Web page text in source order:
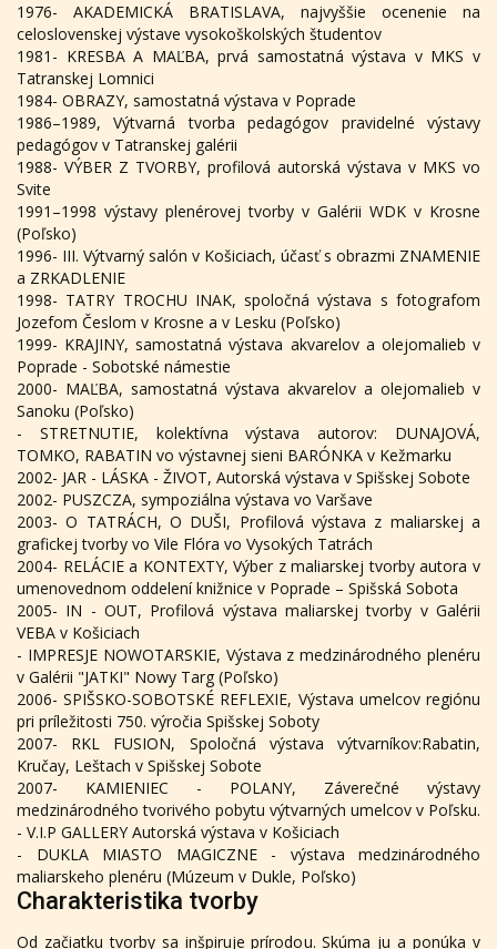
1976- AKADEMICKÁ BRATISLAVA, najvyššie ocenenie na
celoslovenskej výstave vysokoškolských študentov
1981- KRESBA A MAĽBA, prvá samostatná výstava v MKS v
Tatranskej Lomnici
1984- OBRAZY, samostatná výstava v Poprade
1986–1989, Výtvarná tvorba pedagógov pravidelné výstavy
pedagógov v Tatranskej galérii
1988- VÝBER Z TVORBY, profilová autorská výstava v MKS vo
Svite
1991–1998 výstavy plenérovej tvorby v Galérii WDK v Krosne
(Poľsko)
1996- III. Výtvarný salón v Košiciach, účasť s obrazmi ZNAMENIE
a ZRKADLENIE
1998- TATRY TROCHU INAK, spoločná výstava s fotografom
Jozefom Česlom v Krosne a v Lesku (Poľsko)
1999- KRAJINY, samostatná výstava akvarelov a olejomalieb v
Poprade - Sobotské námestie
2000- MAĽBA, samostatná výstava akvarelov a olejomalieb v
Sanoku (Poľsko)
- STRETNUTIE, kolektívna výstava autorov: DUNAJOVÁ,
TOMKO, RABATIN vo výstavnej sieni BARÓNKA v Kežmarku
2002- JAR - LÁSKA - ŽIVOT, Autorská výstava v Spišskej Sobote
2002- PUSZCZA, sympoziálna výstava vo Varšave
2003- O TATRÁCH, O DUŠI, Profilová výstava z maliarskej a
grafickej tvorby vo Vile Flóra vo Vysokých Tatrách
2004- RELÁCIE a KONTEXTY, Výber z maliarskej tvorby autora v
umenovednom oddelení knižnice v Poprade – Spišská Sobota
2005- IN - OUT, Profilová výstava maliarskej tvorby v Galérii
VEBA v Košiciach
- IMPRESJE NOWOTARSKIE, Výstava z medzinárodného plenéru
v Galérii "JATKI" Nowy Targ (Poľsko)
2006- SPIŠSKO-SOBOTSKÉ REFLEXIE, Výstava umelcov regiónu
pri príležitosti 750. výročia Spišskej Soboty
2007- RKL FUSION, Spoločná výstava výtvarníkov:Rabatin,
Kručay, Leštach v Spišskej Sobote
2007- KAMIENIEC - POLANY, Záverečné výstavy
medzinárodného tvorivého pobytu výtvarných umelcov v Poľsku.
- V.I.P GALLERY Autorská výstava v Košiciach
- DUKLA MIASTO MAGICZNE - výstava medzinárodného
maliarskeho plenéru (Múzeum v Dukle, Poľsko)
Charakteristika tvorby
Od začiatku tvorby sa inšpiruje prírodou. Skúma ju a ponúka v